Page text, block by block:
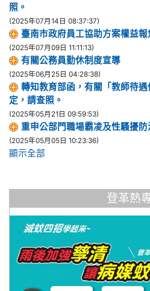
照。
(2025年07月14日 08:37:37)
臺南市政府員工協助方案權益
(2025年07月09日 11:11:13)
有關公務員勤休制度宣導
(2025年06月25日 04:28:38)
轉知教育部函，有關「教師待
定，請查照。
(2025年05月21日 09:59:53)
重申公部門職場霸凌及性騷擾
(2025年05月05日 10:23:36)
顯示全部
登革熱